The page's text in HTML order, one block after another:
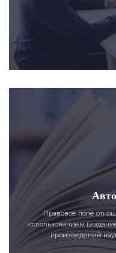
Правовое поле
использованием
произведений